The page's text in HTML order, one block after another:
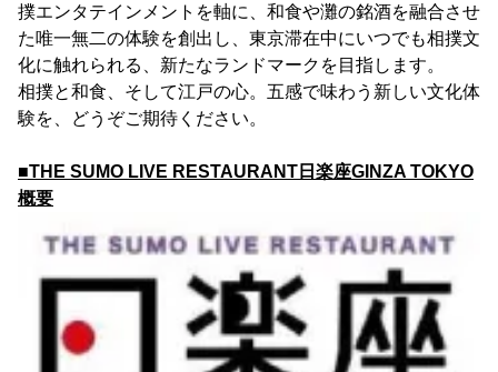
撲エンタテインメントを軸に、和食や灘の銘酒を融合させ
た唯一無二の体験を創出し、東京滞在中にいつでも相撲文
化に触れられる、新たなランドマークを目指します。
相撲と和食、そして江戸の心。五感で味わう新しい文化体
験を、どうぞご期待ください。
■THE SUMO LIVE RESTAURANT日楽座GINZA TOKYO
概要